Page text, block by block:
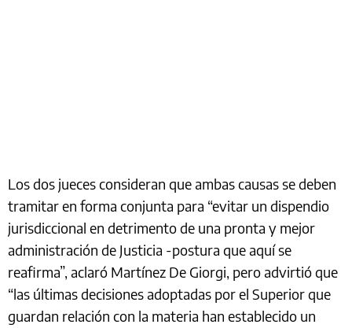
Los dos jueces consideran que ambas causas se deben
tramitar en forma conjunta para “evitar un dispendio
jurisdiccional en detrimento de una pronta y mejor
administración de Justicia -postura que aquí se
reafirma”, aclaró Martínez De Giorgi, pero advirtió que
“las últimas decisiones adoptadas por el Superior que
guardan relación con la materia han establecido un